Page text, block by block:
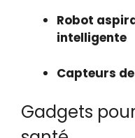
Robot
intelligente
Capteurs
Gadgets